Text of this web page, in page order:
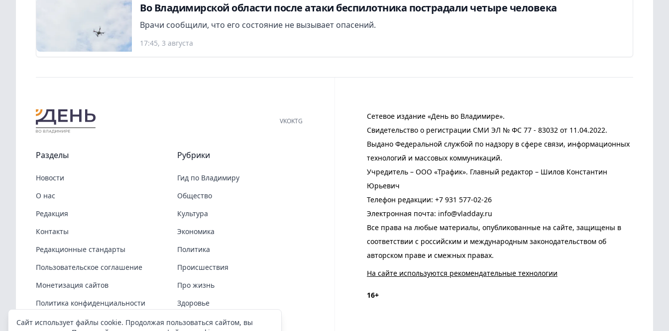
Во Владимирской области после атаки беспилотника пострадали четыре человека
Врачи сообщили, что его состояние не вызывает опасений.
17:45, 3 августа
Сетевое издание «День во Владимире».
Свидетельство о регистрации СМИ ЭЛ № ФС 77 - 83032 от 11.04.2022.
Выдано Федеральной службой по надзору в сфере связи, информационных
технологий и массовых коммуникаций.
Учредитель – ООО «Трафик». Главный редактор – Шилов Константин
Юрьевич
Телефон редакции: +7 931 577-02-26
Электронная почта: info@vladday.ru
Все права на любые материалы, опубликованные на сайте, защищены в
соответствии с российским и международным законодательством об
авторском праве и смежных правах.
На сайте используются рекомендательные технологии
16+
VKOKTG
Разделы
Новости
О нас
Редакция
Контакты
Редакционные стандарты
Пользовательское соглашение
Монетизация сайтов
Политика конфиденциальности
Политика cookies
Рубрики
Гид по Владимиру
Общество
Культура
Экономика
Политика
Происшествия
Про жизнь
Здоровье
COVID-19
Сайт использует файлы cookie. Продолжая пользоваться сайтом, вы